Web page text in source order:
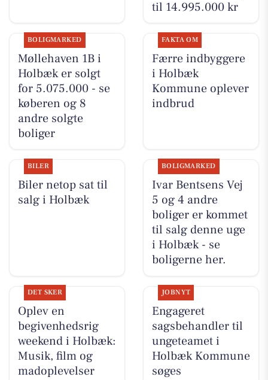
til 14.995.000 kr
BOLIGMARKED
Møllehaven 1B i
Holbæk er solgt
for 5.075.000 - se
køberen og 8
andre solgte
boliger
FAKTA OM
Færre indbyggere
i Holbæk
Kommune oplever
indbrud
BILER
Biler netop sat til
salg i Holbæk
BOLIGMARKED
Ivar Bentsens Vej
5 og 4 andre
boliger er kommet
til salg denne uge
i Holbæk - se
boligerne her.
DET SKER
Oplev en
begivenhedsrig
weekend i Holbæk:
Musik, film og
madoplevelser
JOBNYT
Engageret
sagsbehandler til
ungeteamet i
Holbæk Kommune
søges